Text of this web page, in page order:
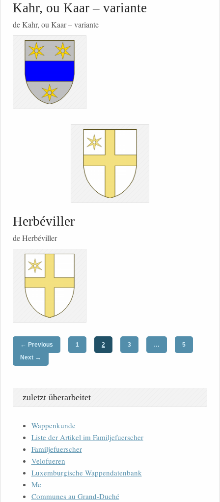
Kahr, ou Kaar – variante
de Kahr, ou Kaar – variante
Herbéviller
de Herbéviller
← Previous 1 2 3 …
5
Next →
zuletzt überarbeitet
Wappenkunde
Liste der Artikel im Familjefuerscher
Familjefuerscher
Velofueren
Luxemburgische Wappendatenbank
Me
Communes au Grand-Duché